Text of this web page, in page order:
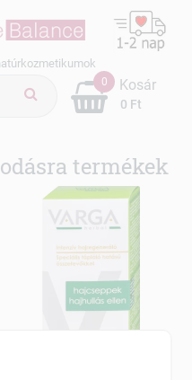
0
0 Ft
Kosár
termékek